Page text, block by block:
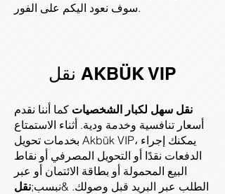
سوف نعود اليكم على الفور.
نقل AKBÜK VIP
نقل سهل لكبار الشخصيات كما أننا نقدم
أسعار تنافسية وخدمة ودية. أثناء الاستمتاع
بخدمات تحويل Akbük VIP، يمكنك إجراء
الدفعات نقدًا أو التحويل المصرفي أو نقاط
البيع المحمولة أو بطاقة الائتمان أو عبر
الطلب عبر البريد قبل وصولك. &نبسب;نقل